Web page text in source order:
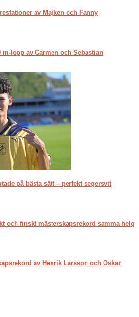
av Majken och Fanny
m-lopp av Carmen och Sebastian
på bästa sätt – perfekt segersvit
och finskt mästerskapsrekord samma helg
av Henrik Larsson och Oskar